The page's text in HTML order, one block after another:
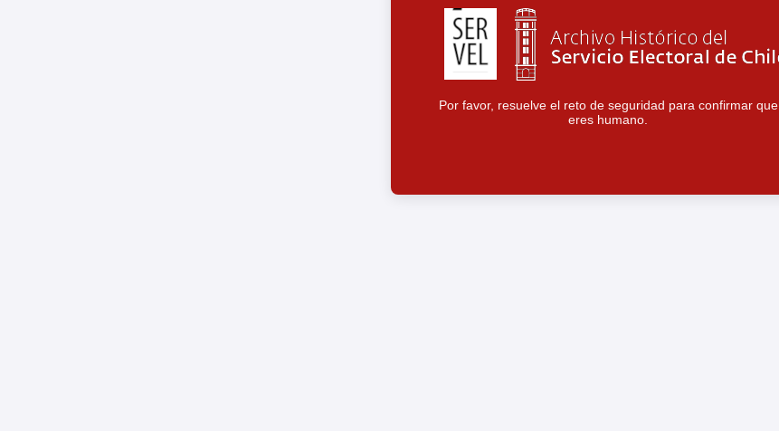
Por favor, resuelve el reto de seguridad para confirmar que
eres humano.